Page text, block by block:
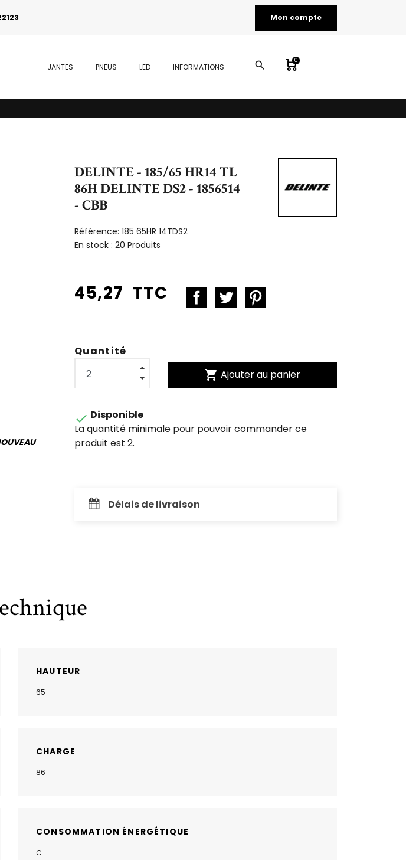
Mon compte
JANTES PNEUS LED INFORMATIONS search 0
DELINTE - 185/65 HR14 TL
86H DELINTE DS2 - 1856514
- CBB
Référence: 185 65HR 14TDS2
En stock : 20 Produits
45,27 TTC
Quantité
shopping_cart Ajouter au panier
 Disponible
La quantité minimale pour pouvoir commander ce
produit est 2.
Délais de livraison
HAUTEUR
65
CHARGE
86
CONSOMMATION ÉNERGÉTIQUE
C